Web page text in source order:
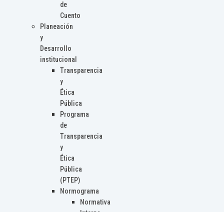
de
Cuento
Planeación
y
Desarrollo
institucional
Transparencia
y
Ética
Pública
Programa
de
Transparencia
y
Ética
Pública
(PTEP)
Normograma
Normativa